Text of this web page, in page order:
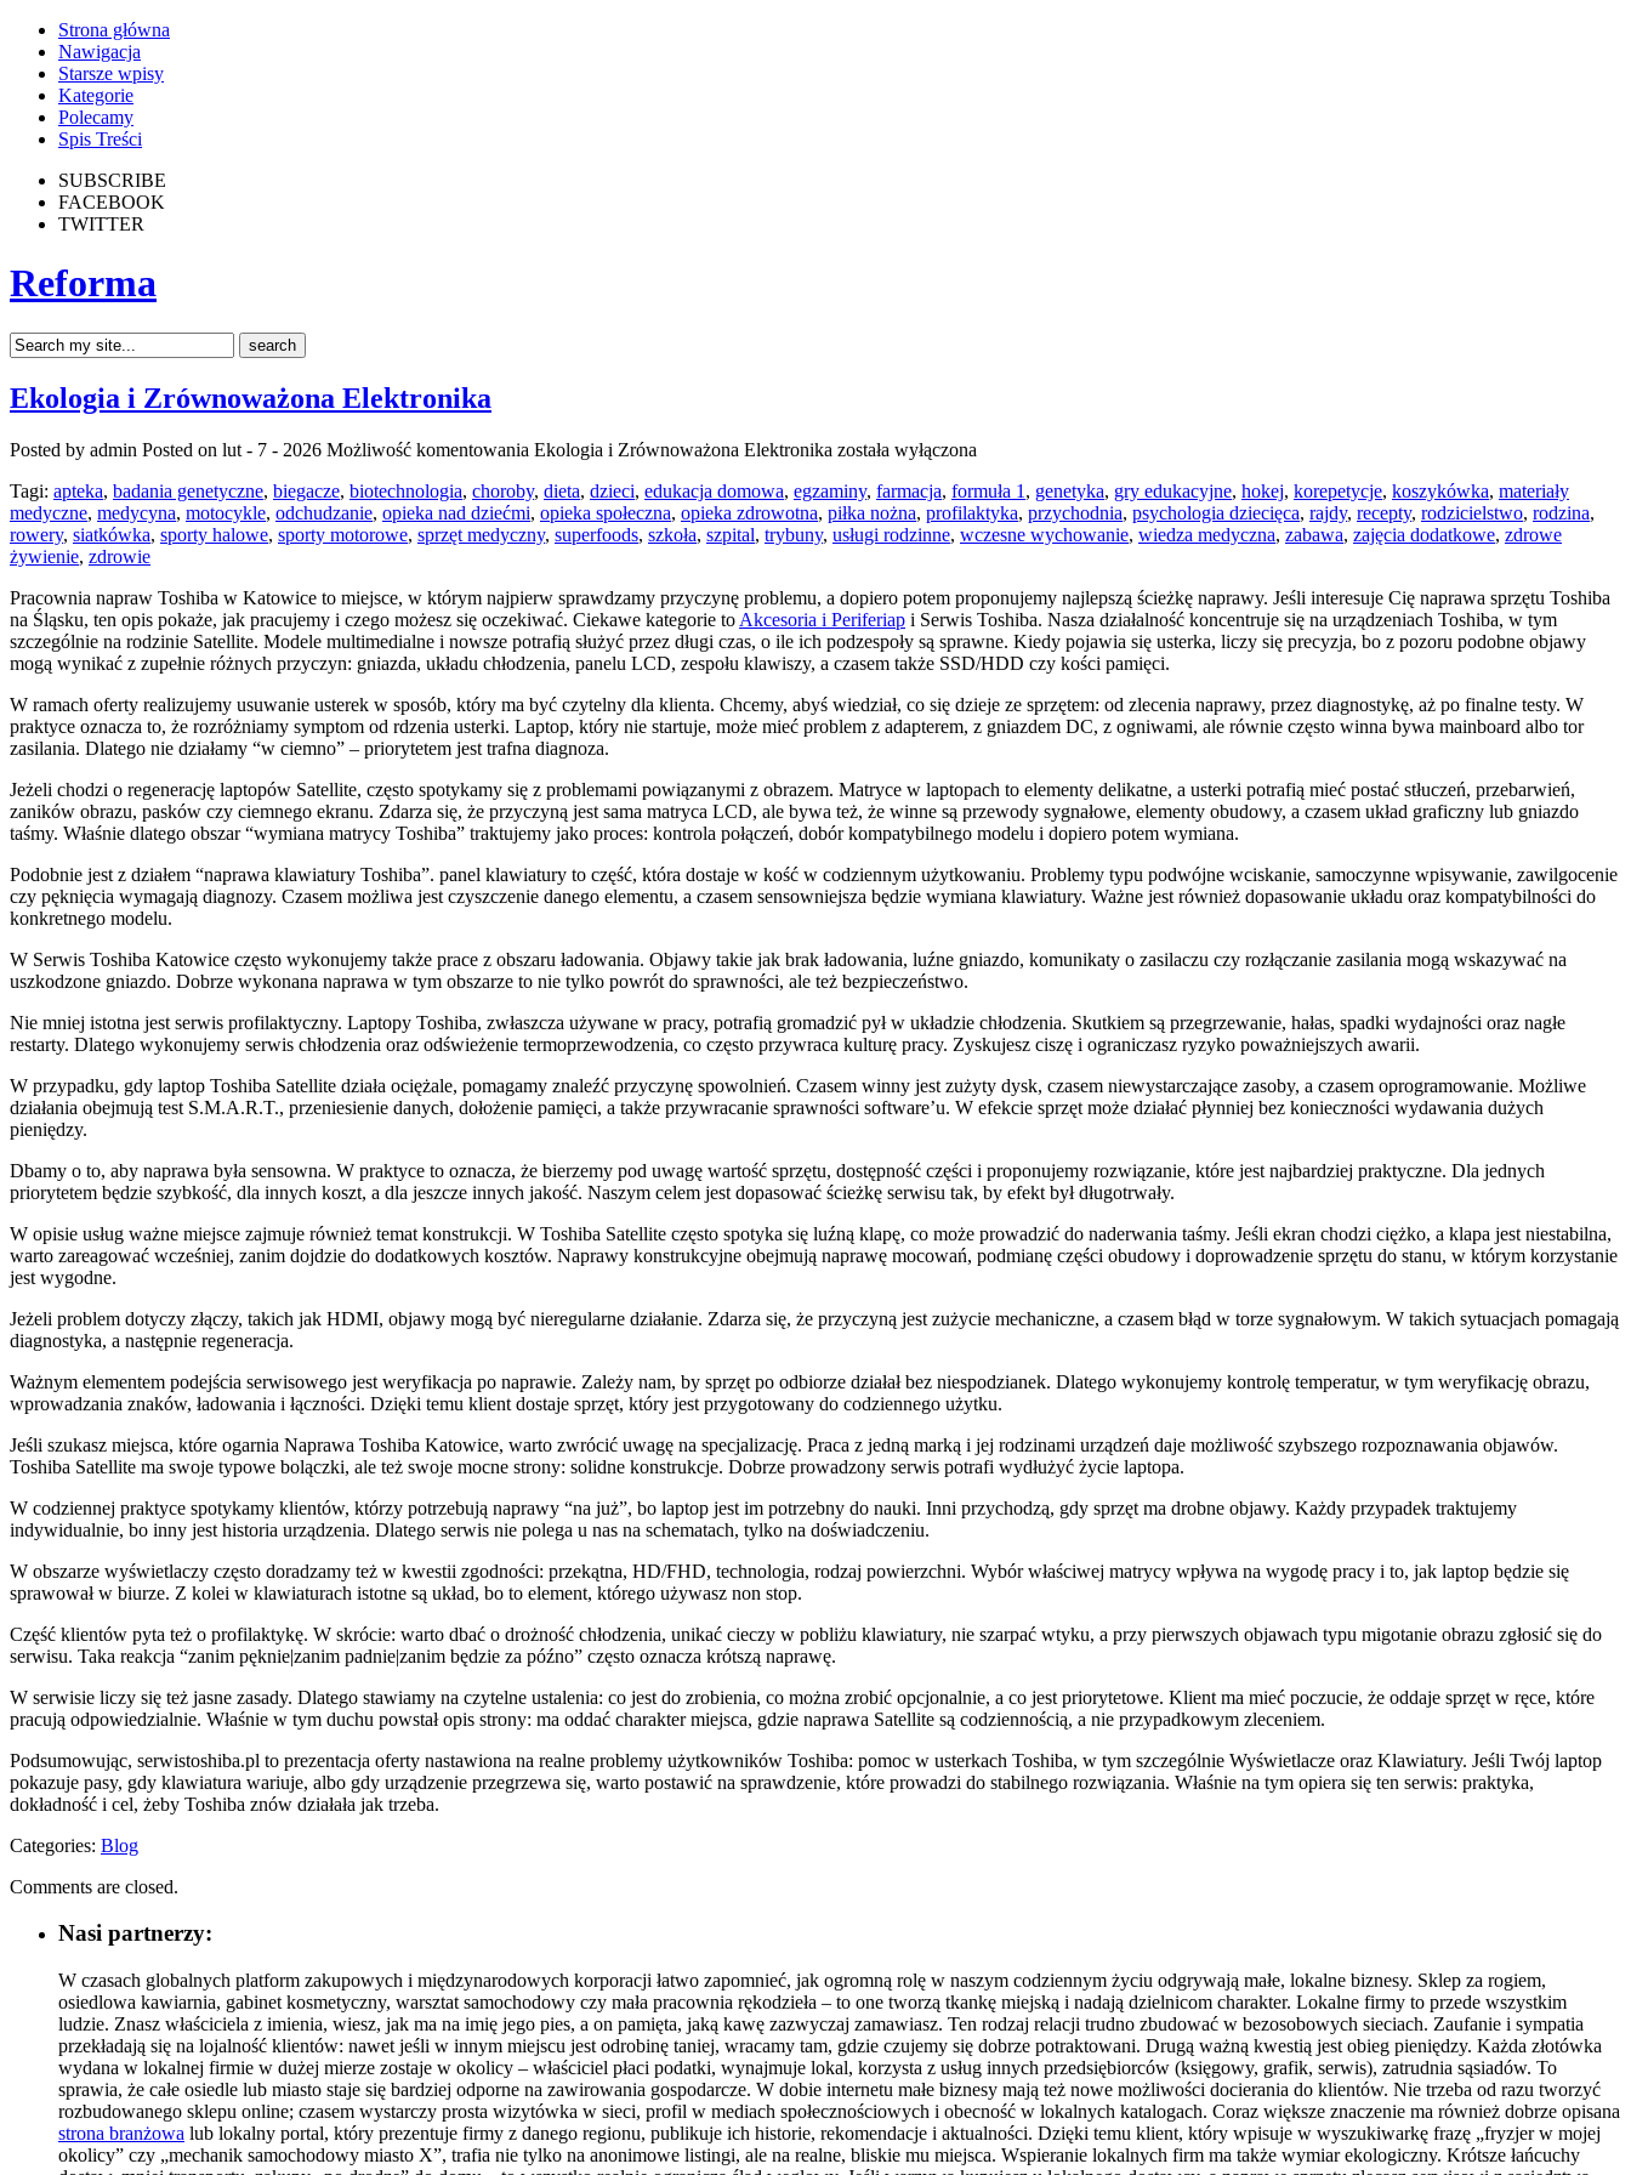
Strona główna
Nawigacja
Starsze wpisy
Kategorie
Polecamy
Spis Treści
SUBSCRIBE
FACEBOOK
TWITTER
Reforma
Ekologia i Zrównoważona Elektronika
Posted by admin Posted on lut - 7 - 2026 Możliwość komentowania Ekologia i Zrównoważona Elektronika została wyłączona
Tagi: apteka, badania genetyczne, biegacze, biotechnologia, choroby, dieta, dzieci, edukacja domowa, egzaminy, farmacja, formuła 1 , genetyka, gry edukacyjne, hokej, korepetycje, koszykówka, materiały
medyczne, medycyna, motocykle, odchudzanie, opieka nad dziećmi, opieka społeczna, opieka zdrowotna, piłka nożna, profilaktyka, przychodnia, psychologia dziecięca, rajdy, recepty, rodzicielstwo, rodzina,
rowery, siatkówka, sporty halowe, sporty motorowe, sprzęt medyczny, superfoods, szkoła, szpital, trybuny, usługi rodzinne, wczesne wychowanie, wiedza medyczna, zabawa, zajęcia dodatkowe, zdrowe
żywienie, zdrowie
Pracownia napraw Toshiba w Katowice to miejsce, w którym najpierw sprawdzamy przyczynę problemu, a dopiero potem proponujemy najlepszą ścieżkę naprawy. Jeśli interesuje Cię naprawa sprzętu Toshiba
na Śląsku, ten opis pokaże, jak pracujemy i czego możesz się oczekiwać. Ciekawe kategorie to Akcesoria i Periferiap i Serwis Toshiba. Nasza działalność koncentruje się na urządzeniach Toshiba, w tym
szczególnie na rodzinie Satellite. Modele multimedialne i nowsze potrafią służyć przez długi czas, o ile ich podzespoły są sprawne. Kiedy pojawia się usterka, liczy się precyzja, bo z pozoru podobne objawy
mogą wynikać z zupełnie różnych przyczyn: gniazda, układu chłodzenia, panelu LCD, zespołu klawiszy, a czasem także SSD/HDD czy kości pamięci.
W ramach oferty realizujemy usuwanie usterek w sposób, który ma być czytelny dla klienta. Chcemy, abyś wiedział, co się dzieje ze sprzętem: od zlecenia naprawy, przez diagnostykę, aż po finalne testy. W
praktyce oznacza to, że rozróżniamy symptom od rdzenia usterki. Laptop, który nie startuje, może mieć problem z adapterem, z gniazdem DC, z ogniwami, ale równie często winna bywa mainboard albo tor
zasilania. Dlatego nie działamy “w ciemno” – priorytetem jest trafna diagnoza.
Jeżeli chodzi o regenerację laptopów Satellite, często spotykamy się z problemami powiązanymi z obrazem. Matryce w laptopach to elementy delikatne, a usterki potrafią mieć postać stłuczeń, przebarwień,
zaników obrazu, pasków czy ciemnego ekranu. Zdarza się, że przyczyną jest sama matryca LCD, ale bywa też, że winne są przewody sygnałowe, elementy obudowy, a czasem układ graficzny lub gniazdo
taśmy. Właśnie dlatego obszar “wymiana matrycy Toshiba” traktujemy jako proces: kontrola połączeń, dobór kompatybilnego modelu i dopiero potem wymiana.
Podobnie jest z działem “naprawa klawiatury Toshiba”. panel klawiatury to część, która dostaje w kość w codziennym użytkowaniu. Problemy typu podwójne wciskanie, samoczynne wpisywanie, zawilgocenie
czy pęknięcia wymagają diagnozy. Czasem możliwa jest czyszczenie danego elementu, a czasem sensowniejsza będzie wymiana klawiatury. Ważne jest również dopasowanie układu oraz kompatybilności do
konkretnego modelu.
W Serwis Toshiba Katowice często wykonujemy także prace z obszaru ładowania. Objawy takie jak brak ładowania, luźne gniazdo, komunikaty o zasilaczu czy rozłączanie zasilania mogą wskazywać na
uszkodzone gniazdo. Dobrze wykonana naprawa w tym obszarze to nie tylko powrót do sprawności, ale też bezpieczeństwo.
Nie mniej istotna jest serwis profilaktyczny. Laptopy Toshiba, zwłaszcza używane w pracy, potrafią gromadzić pył w układzie chłodzenia. Skutkiem są przegrzewanie, hałas, spadki wydajności oraz nagłe
restarty. Dlatego wykonujemy serwis chłodzenia oraz odświeżenie termoprzewodzenia, co często przywraca kulturę pracy. Zyskujesz ciszę i ograniczasz ryzyko poważniejszych awarii.
W przypadku, gdy laptop Toshiba Satellite działa ociężale, pomagamy znaleźć przyczynę spowolnień. Czasem winny jest zużyty dysk, czasem niewystarczające zasoby, a czasem oprogramowanie. Możliwe
działania obejmują test S.M.A.R.T., przeniesienie danych, dołożenie pamięci, a także przywracanie sprawności software’u. W efekcie sprzęt może działać płynniej bez konieczności wydawania dużych
pieniędzy.
Dbamy o to, aby naprawa była sensowna. W praktyce to oznacza, że bierzemy pod uwagę wartość sprzętu, dostępność części i proponujemy rozwiązanie, które jest najbardziej praktyczne. Dla jednych
priorytetem będzie szybkość, dla innych koszt, a dla jeszcze innych jakość. Naszym celem jest dopasować ścieżkę serwisu tak, by efekt był długotrwały.
W opisie usług ważne miejsce zajmuje również temat konstrukcji. W Toshiba Satellite często spotyka się luźną klapę, co może prowadzić do naderwania taśmy. Jeśli ekran chodzi ciężko, a klapa jest niestabilna,
warto zareagować wcześniej, zanim dojdzie do dodatkowych kosztów. Naprawy konstrukcyjne obejmują naprawę mocowań, podmianę części obudowy i doprowadzenie sprzętu do stanu, w którym korzystanie
jest wygodne.
Jeżeli problem dotyczy złączy, takich jak HDMI, objawy mogą być nieregularne działanie. Zdarza się, że przyczyną jest zużycie mechaniczne, a czasem błąd w torze sygnałowym. W takich sytuacjach pomagają
diagnostyka, a następnie regeneracja.
Ważnym elementem podejścia serwisowego jest weryfikacja po naprawie. Zależy nam, by sprzęt po odbiorze działał bez niespodzianek. Dlatego wykonujemy kontrolę temperatur, w tym weryfikację obrazu,
wprowadzania znaków, ładowania i łączności. Dzięki temu klient dostaje sprzęt, który jest przygotowany do codziennego użytku.
Jeśli szukasz miejsca, które ogarnia Naprawa Toshiba Katowice, warto zwrócić uwagę na specjalizację. Praca z jedną marką i jej rodzinami urządzeń daje możliwość szybszego rozpoznawania objawów.
Toshiba Satellite ma swoje typowe bolączki, ale też swoje mocne strony: solidne konstrukcje. Dobrze prowadzony serwis potrafi wydłużyć życie laptopa.
W codziennej praktyce spotykamy klientów, którzy potrzebują naprawy “na już”, bo laptop jest im potrzebny do nauki. Inni przychodzą, gdy sprzęt ma drobne objawy. Każdy przypadek traktujemy
indywidualnie, bo inny jest historia urządzenia. Dlatego serwis nie polega u nas na schematach, tylko na doświadczeniu.
W obszarze wyświetlaczy często doradzamy też w kwestii zgodności: przekątna, HD/FHD, technologia, rodzaj powierzchni. Wybór właściwej matrycy wpływa na wygodę pracy i to, jak laptop będzie się
sprawował w biurze. Z kolei w klawiaturach istotne są układ, bo to element, którego używasz non stop.
Część klientów pyta też o profilaktykę. W skrócie: warto dbać o drożność chłodzenia, unikać cieczy w pobliżu klawiatury, nie szarpać wtyku, a przy pierwszych objawach typu migotanie obrazu zgłosić się do
serwisu. Taka reakcja “zanim pęknie|zanim padnie|zanim będzie za późno” często oznacza krótszą naprawę.
W serwisie liczy się też jasne zasady. Dlatego stawiamy na czytelne ustalenia: co jest do zrobienia, co można zrobić opcjonalnie, a co jest priorytetowe. Klient ma mieć poczucie, że oddaje sprzęt w ręce, które
pracują odpowiedzialnie. Właśnie w tym duchu powstał opis strony: ma oddać charakter miejsca, gdzie naprawa Satellite są codziennością, a nie przypadkowym zleceniem.
Podsumowując, serwistoshiba.pl to prezentacja oferty nastawiona na realne problemy użytkowników Toshiba: pomoc w usterkach Toshiba, w tym szczególnie Wyświetlacze oraz Klawiatury. Jeśli Twój laptop
pokazuje pasy, gdy klawiatura wariuje, albo gdy urządzenie przegrzewa się, warto postawić na sprawdzenie, które prowadzi do stabilnego rozwiązania. Właśnie na tym opiera się ten serwis: praktyka,
dokładność i cel, żeby Toshiba znów działała jak trzeba.
Categories: Blog
Comments are closed.
Nasi partnerzy:
W czasach globalnych platform zakupowych i międzynarodowych korporacji łatwo zapomnieć, jak ogromną rolę w naszym codziennym życiu odgrywają małe, lokalne biznesy. Sklep za rogiem,
osiedlowa kawiarnia, gabinet kosmetyczny, warsztat samochodowy czy mała pracownia rękodzieła – to one tworzą tkankę miejską i nadają dzielnicom charakter. Lokalne firmy to przede wszystkim
ludzie. Znasz właściciela z imienia, wiesz, jak ma na imię jego pies, a on pamięta, jaką kawę zazwyczaj zamawiasz. Ten rodzaj relacji trudno zbudować w bezosobowych sieciach. Zaufanie i sympatia
przekładają się na lojalność klientów: nawet jeśli w innym miejscu jest odrobinę taniej, wracamy tam, gdzie czujemy się dobrze potraktowani. Drugą ważną kwestią jest obieg pieniędzy. Każda złotówka
wydana w lokalnej firmie w dużej mierze zostaje w okolicy – właściciel płaci podatki, wynajmuje lokal, korzysta z usług innych przedsiębiorców (księgowy, grafik, serwis), zatrudnia sąsiadów. To
sprawia, że całe osiedle lub miasto staje się bardziej odporne na zawirowania gospodarcze. W dobie internetu małe biznesy mają też nowe możliwości docierania do klientów. Nie trzeba od razu tworzyć
rozbudowanego sklepu online; czasem wystarczy prosta wizytówka w sieci, profil w mediach społecznościowych i obecność w lokalnych katalogach. Coraz większe znaczenie ma również dobrze opisana
strona branżowa lub lokalny portal, który prezentuje firmy z danego regionu, publikuje ich historie, rekomendacje i aktualności. Dzięki temu klient, który wpisuje w wyszukiwarkę frazę „fryzjer w mojej
okolicy” czy „mechanik samochodowy miasto X”, trafia nie tylko na anonimowe listingi, ale na realne, bliskie mu miejsca. Wspieranie lokalnych firm ma także wymiar ekologiczny. Krótsze łańcuchy